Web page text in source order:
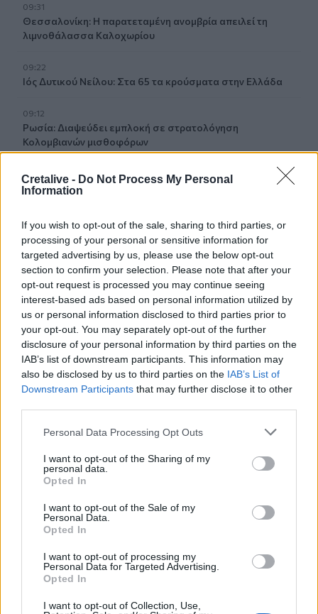
Cretalive - Do Not Process My Personal
Information
If you wish to opt-out of the sale, sharing to third parties, or
processing of your personal or sensitive information for
targeted advertising by us, please use the below opt-out
section to confirm your selection. Please note that after your
opt-out request is processed you may continue seeing
interest-based ads based on personal information utilized by
us or personal information disclosed to third parties prior to
your opt-out. You may separately opt-out of the further
disclosure of your personal information by third parties on the
IAB’s list of downstream participants. This information may
also be disclosed by us to third parties on the IAB’s List of
Downstream Participants that may further disclose it to other
Personal Data Processing Opt Outs
I want to opt-out of the Sharing of my
personal data.
Opted In
I want to opt-out of the Sale of my
Personal Data.
Opted In
I want to opt-out of processing my
Personal Data for Targeted Advertising.
Opted In
I want to opt-out of Collection, Use,
09:31
Θεσσαλονίκη: Η παρατεταμένη ανομβρία απειλεί τη
λιμνοθάλασσα Καλοχωρίου
09:22
Ιός Δυτικού Νείλου: Στα 65 τα κρούσματα στην Ελλάδα
09:12
Ρωσία: Διαψεύδει εμπλοκή σε στρατολόγηση
Κολομβιανών μισθοφόρων
09:07
Ηράκλειο: Μια σύλληψη για την έκρηξη φιάλης που
09:06
Νέα επιχείρηση για μετανάστες ανοιχτά της Ιεράπετρας
09:03
Caravel: Η νέα πολυτέλεια βρίσκεται στις εμπειρίες που
09:00
"Επένδυση" - παγίδα: 55χρονος στην Κρήτη έχασε
100.000€ από επιτήδειους
ακόμα
08:47
Δήμος Βιάννου: Οι ώρες και οι μέρες λειτουργίας του
Γραφείου Δακοκτονίας
08:40
Νέα δομή φιλοξενίας μεταναστών: Τι προβλέπει η
Κυβέρνησης
ΠΕΡΙΣΣΟΤΕΡΑ